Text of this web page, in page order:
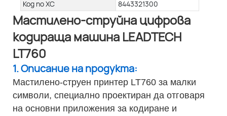
Код по ХС
8443321300
Мастилено-струйна цифрова
кодираща машина LEADTECH
LT760
1. Описание на продукта:
Мастилено-струен принтер LT760 за малки
символи, специално проектиран да отговаря
на основни приложения за кодиране и